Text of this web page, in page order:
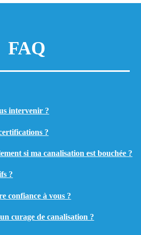
FAQ
intervenir ?
?
si ma canalisation est bouchée ?
?
confiance à vous ?
curage de canalisation ?